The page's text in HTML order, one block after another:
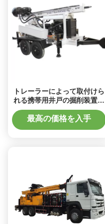
トレーラーによって取付けら
れる携帯用井戸の掘削装置機
械
最高の価格を入手